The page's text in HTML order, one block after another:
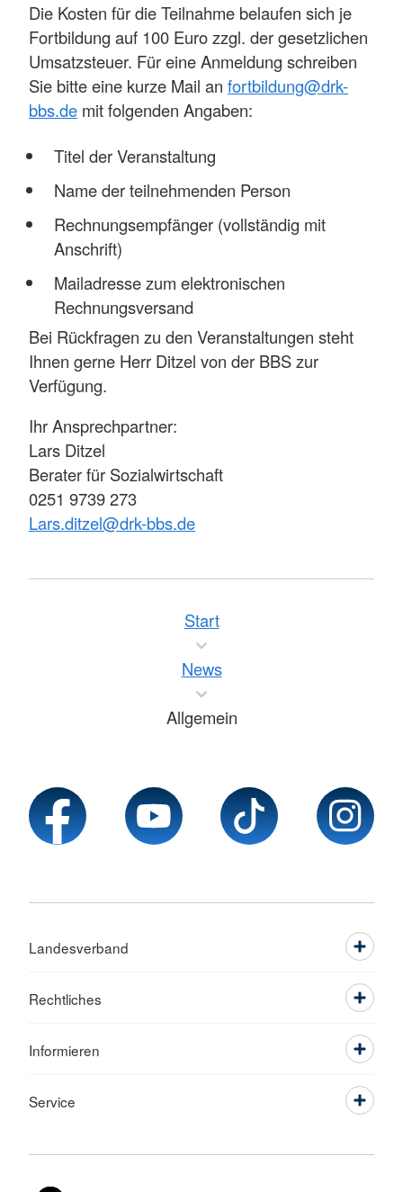
Die Kosten für die Teilnahme belaufen sich je
Fortbildung auf 100 Euro zzgl. der gesetzlichen
Umsatzsteuer. Für eine Anmeldung schreiben
Sie bitte eine kurze Mail an fortbildung@drk-
bbs.de mit folgenden Angaben:
Titel der Veranstaltung
Name der teilnehmenden Person
Rechnungsempfänger (vollständig mit
Anschrift)
Mailadresse zum elektronischen
Rechnungsversand
Bei Rückfragen zu den Veranstaltungen steht
Ihnen gerne Herr Ditzel von der BBS zur
Verfügung.
Ihr Ansprechpartner:
Lars Ditzel
Berater für Sozialwirtschaft
0251 9739 273
Lars.ditzel@drk-bbs.de
Start
News
Allgemein
Landesverband
Rechtliches
Informieren
Service
Sprache wechseln zu